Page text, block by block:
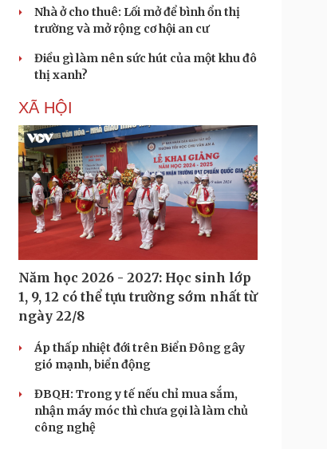
Nhà ở cho thuê: Lối mở để bình ổn thị
trường và mở rộng cơ hội an cư
Điều gì làm nên sức hút của một khu đô
thị xanh?
XÃ HỘI
Năm học 2026 - 2027: Học sinh lớp
1, 9, 12 có thể tựu trường sớm nhất từ
ngày 22/8
Áp thấp nhiệt đới trên Biển Đông gây
gió mạnh, biển động
ĐBQH: Trong y tế nếu chỉ mua sắm,
nhận máy móc thì chưa gọi là làm chủ
công nghệ